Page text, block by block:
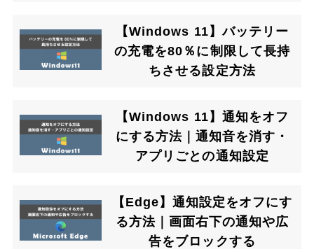
【Windows 11】バッテリー
の充電を80％に制限して長持
ちさせる設定方法
【Windows 11】通知をオフ
にする方法｜通知音を消す・
アプリごとの通知設定
【Edge】通知設定をオフにす
る方法｜画面右下の通知や広
告をブロックする